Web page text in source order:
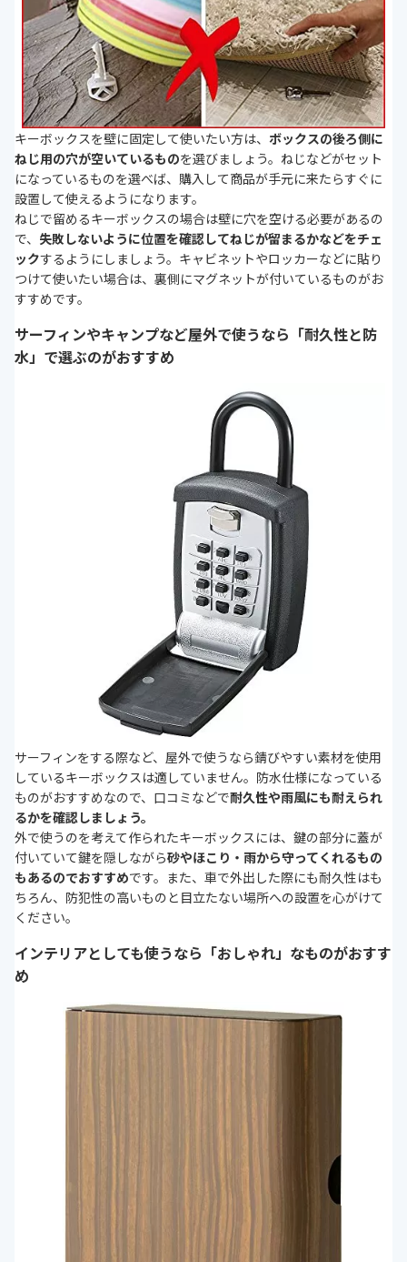
キーボックスを壁に固定して使いたい方は、 ボックスの後ろ側に
ねじ用の穴が空いているものを選びましょう。ねじなどがセット
になっているものを選べば、購入して商品が手元に来たらすぐに
設置して使えるようになります。
ねじで留めるキーボックスの場合は壁に穴を空ける必要があるの
で、 失敗しないように位置を確認してねじが留まるかなどをチェ
ックするようにしましょう。キャビネットやロッカーなどに貼り
つけて使いたい場合は、裏側にマグネットが付いているものがお
すすめです。
サーフィンやキャンプなど屋外で使うなら「耐久性と防
水」で選ぶのがおすすめ
サーフィンをする際など、屋外で使うなら錆びやすい素材を使用
しているキーボックスは適していません。防水仕様になっている
ものがおすすめなので、口コミなどで耐久性や雨風にも耐えられ
るかを確認しましょう。
外で使うのを考えて作られたキーボックスには、鍵の部分に蓋が
付いていて鍵を隠しながら砂やほこり・雨から守ってくれるもの
もあるのでおすすめです。また、車で外出した際にも耐久性はも
ちろん、防犯性の高いものと目立たない場所への設置を心がけて
ください。
インテリアとしても使うなら「おしゃれ」なものがおすす
め